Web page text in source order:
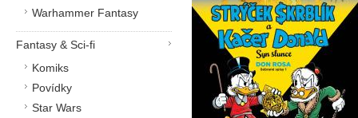
Warhammer Fantasy
Fantasy & Sci-fi
Komiks
Povídky
Star Wars